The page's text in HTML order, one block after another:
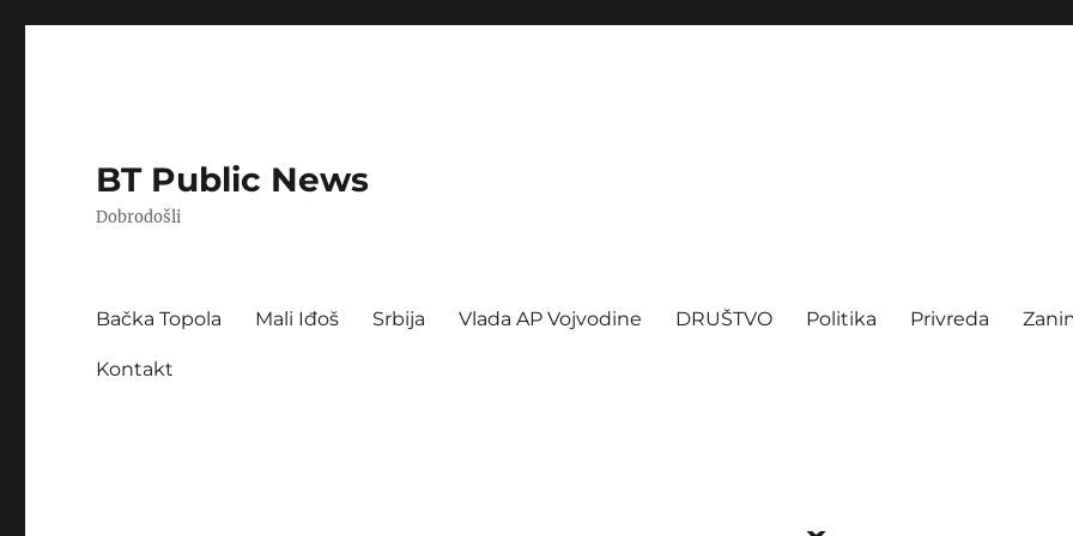
BT Public News
Dobrodošli
Bačka Topola Mali Iđoš Srbija Vlada AP Vojvodine DRUŠTVO Politika Privreda
Kontakt